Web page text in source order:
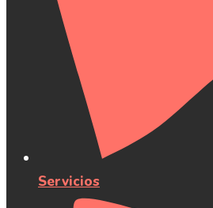
Servicios